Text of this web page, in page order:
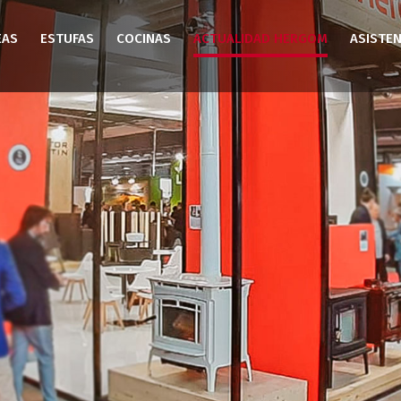
ESTUFAS COCINAS ACTUALIDAD HERGOM